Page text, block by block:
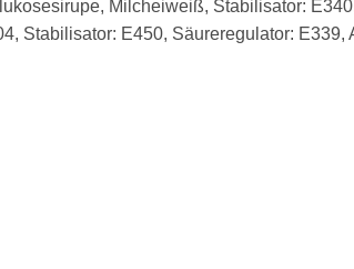
Milcheiweiß, Stabilisator:
Stabilisator: E450, Säureregulator: E339,